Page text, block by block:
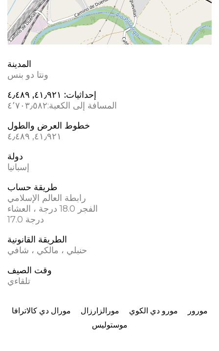
المدينة
ونتا دو بنس
إحداثيات: ٤١٫٩٢١, ؜٤٫٤٨٩
المسافة إلى الكعبة:٤٬٧٠٣٫٥٨٢
خطوط العرض والطول
٤١٫٩٢١, ؜٤٫٤٨٩
دولة
إسبانيا
طريقة حساب
رابطة العالم الإسلامي
الفجر 18.0 درجة ، العشاء
17.0 درجة
الطريقة القانونية
حنبلي ، مالكي ، شافي
وقت الصيف
تلقاءي
مورال دي كالاترافا مورالزارزال مورو دي الكوي
مورور
موستوليس